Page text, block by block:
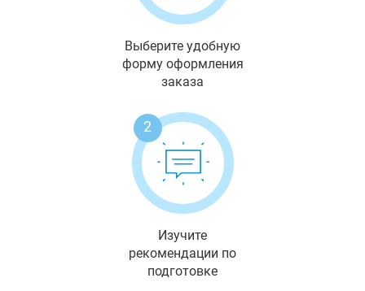
Выберите удобную
форму оформления
заказа
2
Изучите
рекомендации по
подготовке